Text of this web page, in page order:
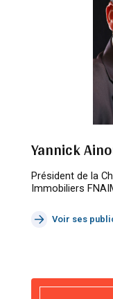
Yannick
Président de la
Immobiliers
Voir ses